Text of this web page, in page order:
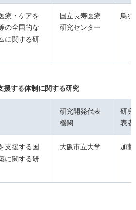
療・ケアを
の全国的な
に関する研
国立長寿医療
研究センター
鳥
援する体制に関する研究
研究開発代表
機関
研究
表者
支援する国
に関する研
大阪市立大学 加